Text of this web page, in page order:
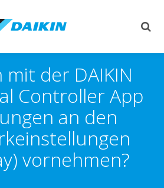
mit der DAIKIN
Controller App
an den
vornehmen?